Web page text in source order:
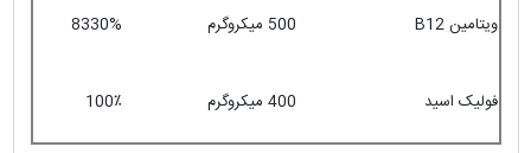
ویتامین B12 500 میکروگرم 8330%
فولیک اسید 400 میکروگرم 100٪